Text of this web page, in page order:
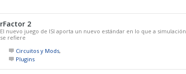
rFactor 2
El nuevo juego de ISI aporta un nuevo estándar en lo que a simulación
se refiere
Circuitos y Mods,
Plugins